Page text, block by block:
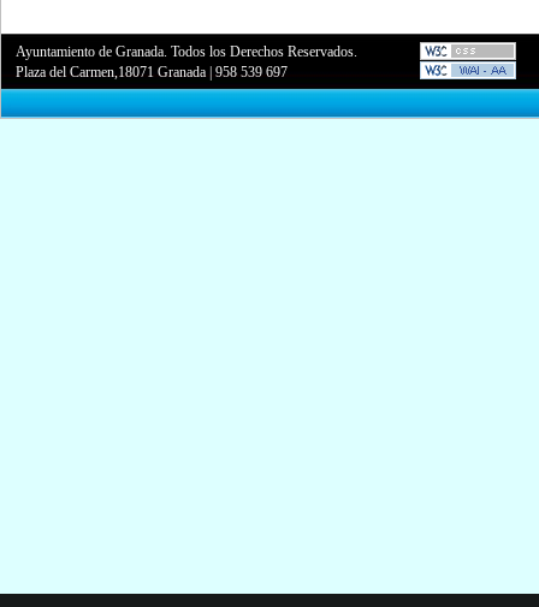
Ayuntamiento de Granada. Todos los Derechos Reservados.
Plaza del Carmen,18071 Granada |958 539 697